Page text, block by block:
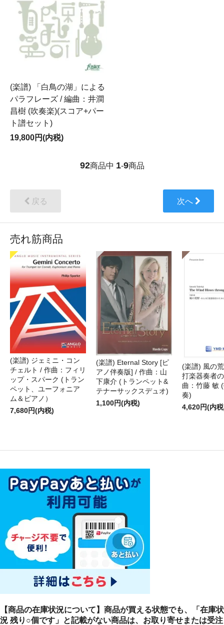
(楽譜) 「白鳥の湖」による
パラフレーズ / 編曲：井澗
昌樹 (吹奏楽)(スコア+パー
ト譜セット)
19,800円(内税)
92商品中 1-9商品
戻る 次へ
売れ筋商品
(楽譜) ジェミニ・コン
チェルト / 作曲：フィリ
ップ・スパーク (トラン
ペット、ユーフォニア
ム＆ピアノ）
7,680円(内税)
(楽譜) Eternal Story [ピ
アノ伴奏版] / 作曲：山
下康介 (トランペット&
テナーサックスデュオ)
1,100円(内税)
(楽譜) 風の
打楽器奏者
曲：竹藤 敏
奏)
4,620円(内
【商品の在庫状況について】商品が買える状態でも、「在庫状
況 残り○個です」と記載がない商品は、お取り寄せまたは受注